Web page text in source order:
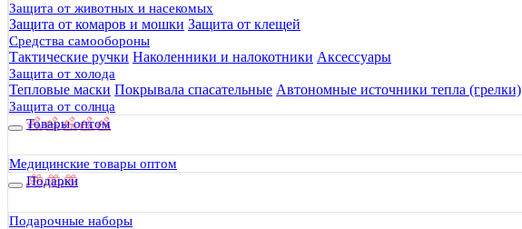
Защита от животных и насекомых
Защита от комаров и мошки Защита от клещей
Средства самообороны
Тактические ручки Наколенники и налокотники Аксессуары
Защита от холода
Тепловые маски Покрывала спасательные Автономные источники тепла (грелки)
Защита от солнца
Товары оптом
Медицинские товары оптом
Подарки
Подарочные наборы